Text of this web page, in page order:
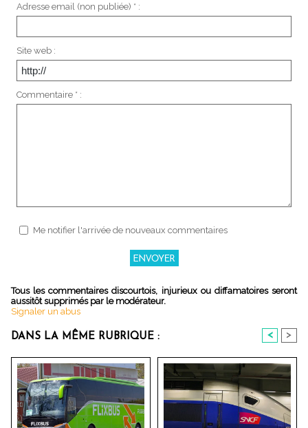
Adresse email (non publiée) * :
Site web :
Commentaire * :
Me notifier l'arrivée de nouveaux commentaires
Tous les commentaires discourtois, injurieux ou diffamatoires seront
aussitôt supprimés par le modérateur.
Signaler un abus
DANS LA MÊME RUBRIQUE : < >